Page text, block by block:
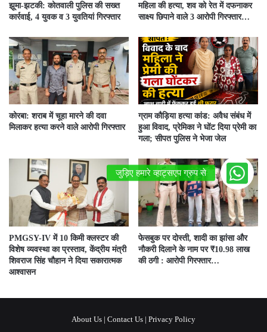
झूमा-झटकी: कोतवाली पुलिस की सख्त
कार्रवाई, 4 युवक व 3 युवतियां गिरफ्तार
महिला की हत्या, शव को रेत में दफनाकर
साक्ष्य छिपाने वाले 3 आरोपी गिरफ्तार…
कोरबा: शराब में चूहा मारने की दवा
मिलाकर हत्या करने वाले आरोपी गिरफ्तार
ग्राम कौड़िया हत्या कांड: अवैध संबंध में
हुआ विवाद, प्रेमिका ने घोंट दिया प्रेमी का
गला; सीपत पुलिस ने भेजा जेल
PMGSY-IV में 10 किमी क्लस्टर की
विशेष व्यवस्था का प्रस्ताव, केंद्रीय मंत्री
शिवराज सिंह चौहान ने दिया सकारात्मक
आश्वासन
फेसबुक पर दोस्ती, शादी का झांसा और
नौकरी दिलाने के नाम पर ₹10.98 लाख
की ठगी : आरोपी गिरफ्तार…
About Us | Contact Us | Privacy Policy